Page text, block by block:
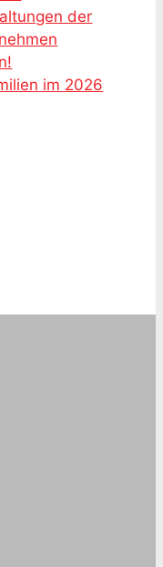
der
im 2026